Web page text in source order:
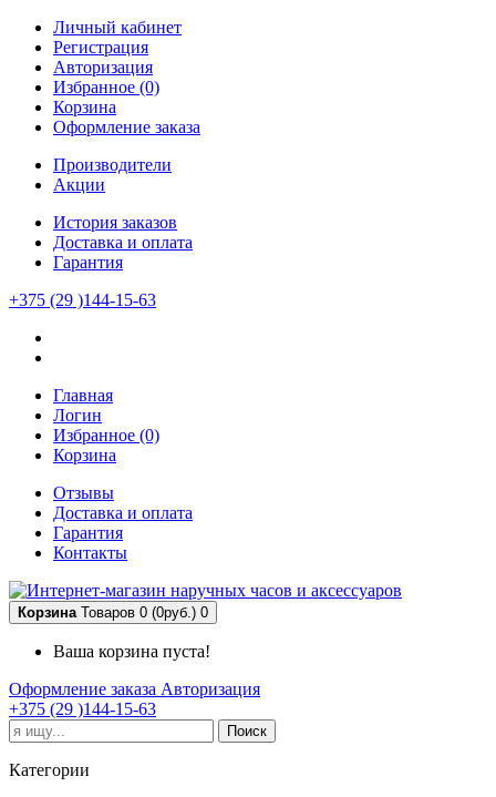
Личный кабинет
Регистрация
Авторизация
Избранное (0)
Корзина
Оформление заказа
Производители
Акции
История заказов
Доставка и оплата
Гарантия
+375 (29 )144-15-63
Главная
Логин
Избранное (0)
Корзина
Отзывы
Доставка и оплата
Гарантия
Контакты
Корзина Товаров 0 (0руб.) 0
Ваша корзина пуста!
Оформление заказа Авторизация
+375 (29 )144-15-63
Поиск
Категории